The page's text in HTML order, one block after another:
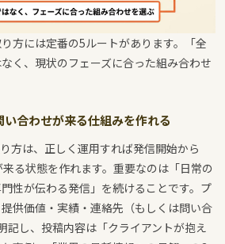
方には定番の5ルートがあります。「全
く、現状のフェーズに合った組み合わせ
合わせが来る仕組みを作れる
方は、正しく運用すれば発信開始から
る状態を作れます。重要なのは「日常の
性が伝わる発信」を続けることです。プ
供価値・実績・連絡先（もしくは問い合
記し、投稿内容は「クライアントが抱え